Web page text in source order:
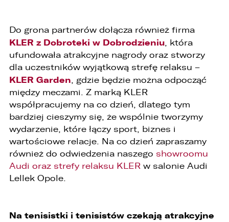
Do grona partnerów dołącza również firma
KLER z Dobroteki w Dobrodzieniu , która
ufundowała atrakcyjne nagrody oraz stworzy
dla uczestników wyjątkową strefę relaksu –
KLER Garden , gdzie będzie można odpocząć
między meczami. Z marką KLER
współpracujemy na co dzień, dlatego tym
bardziej cieszymy się, że wspólnie tworzymy
wydarzenie, które łączy sport, biznes i
wartościowe relacje. Na co dzień zapraszamy
również do odwiedzenia naszego showroomu
Audi oraz strefy relaksu KLER w salonie Audi
Lellek Opole.
Na tenisistki i tenisistów czekają atrakcyjne
przetwarzane w sposób zautomatyzowany i nie
będą podlegały profilowaniu.
6. Administrator nie przekazuje danych
osobowych do państwa trzeciego lub
organizacji międzynarodowej.